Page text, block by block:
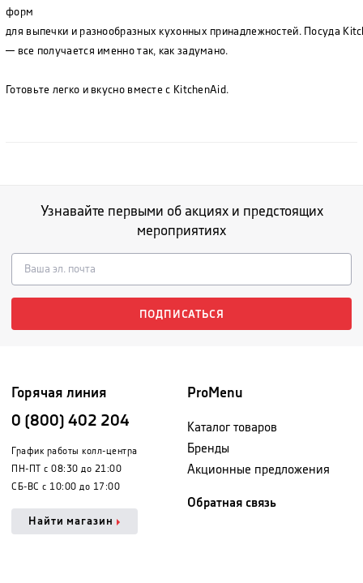
форм
для выпечки и разнообразных кухонных принадлежностей. Посуда
— все получается именно так, как задумано.
Готовьте легко и вкусно вместе с KitchenAid.
Узнавайте первыми об акциях и предстоящих
мероприятиях
ПОДПИСАТЬСЯ
Горячая линия
0 (800) 402 204
График работы колл-центра
ПН-ПТ с 08:30 до 21:00
СБ-ВС с 10:00 до 17:00
Найти магазин
ProMenu
Каталог товаров
Бренды
Акционные предложения
Обратная связь